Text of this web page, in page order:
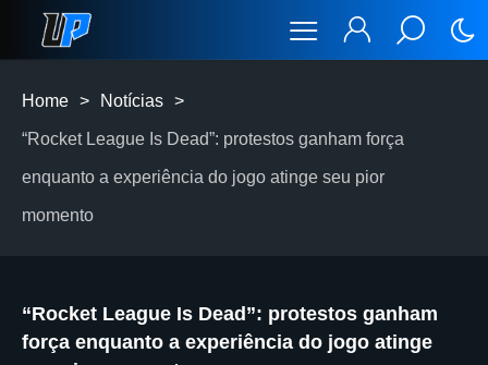
Home > Notícias >
“Rocket League Is Dead”: protestos ganham força
enquanto a experiência do jogo atinge seu pior
momento
“Rocket League Is Dead”: protestos ganham
força enquanto a experiência do jogo atinge